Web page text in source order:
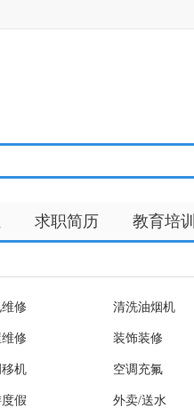
求职简历 教育培训
修 清洗油烟机
修 装饰装修
机 空调充氟
假 外卖/送水